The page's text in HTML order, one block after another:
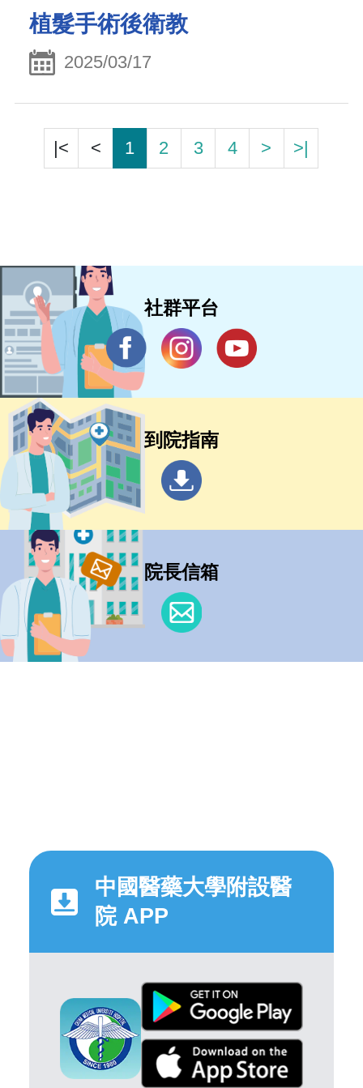
植髮手術後衛教
2025/03/17
|< < 1 2 3 4 > >|
社群平台
到院指南
院長信箱
中國醫藥大學附設醫
院 APP